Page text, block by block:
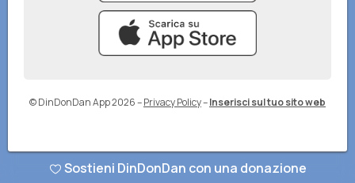
© DinDonDan App 2026–Privacy Policy–Inserisci sul tuo sito web
Sostieni DinDonDan con una donazione